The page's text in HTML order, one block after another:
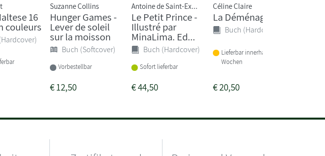
16
couleurs
Suzanne Collins
Hunger Games -
Lever de soleil
sur la moisson
Buch (Softcover)
Vorbestellbar
€12,50
Antoine de Saint-Ex...
Le Petit Prince -
Illustré par
MinaLima. Ed...
Buch (Hardcover)
Sofort lieferbar
€44,50
Céline Claire
La Déménagerie
Buch (Hardcover)
Lieferbar innerhalb von 2
Wochen
€20,50